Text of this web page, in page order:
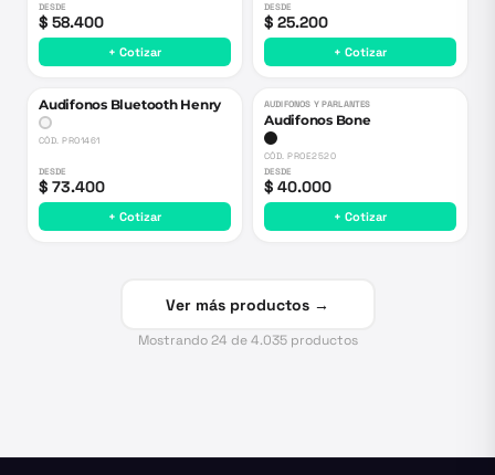
DESDE
$ 58.400
+ Cotizar
DESDE
$ 25.200
+ Cotizar
Audifonos Bluetooth Henry
CÓD.PRO1461
DESDE
$ 73.400
+ Cotizar
AUDIFONOS Y PARLANTES
Audifonos Bone
CÓD.PROE2520
DESDE
$ 40.000
+ Cotizar
Ver más productos →
Mostrando24 de4.035productos